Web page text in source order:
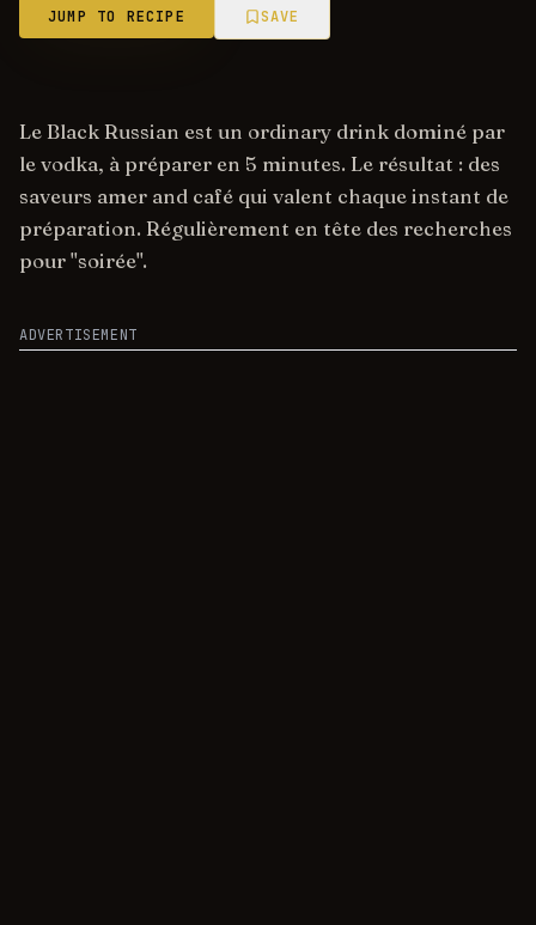
JUMP TO RECIPE SAVE
Le Black Russian est un ordinary drink dominé par
le vodka, à préparer en 5 minutes. Le résultat : des
saveurs amer and café qui valent chaque instant de
préparation. Régulièrement en tête des recherches
pour "soirée".
ADVERTISEMENT